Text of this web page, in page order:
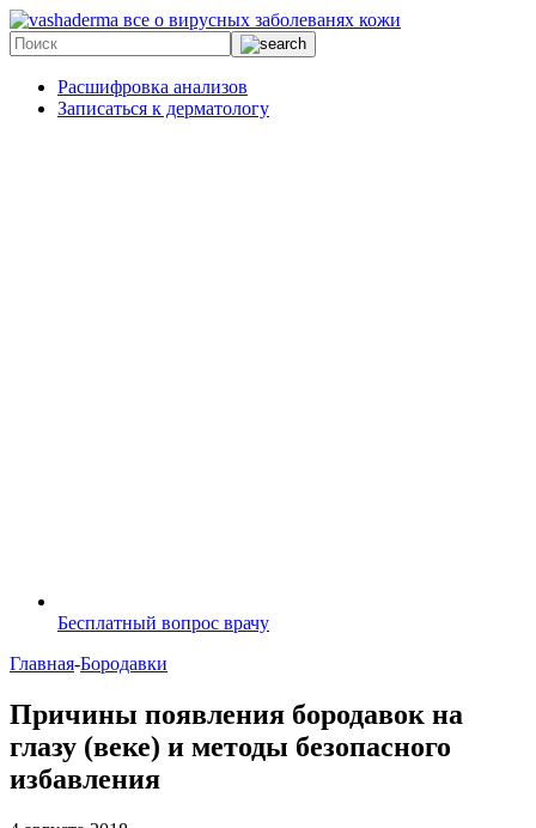
все о вирусных заболеванях кожи
Расшифровка анализов
Записаться к дерматологу
Бесплатный вопрос врачу
Главная-Бородавки
Причины появления бородавок на
глазу (веке) и методы безопасного
избавления